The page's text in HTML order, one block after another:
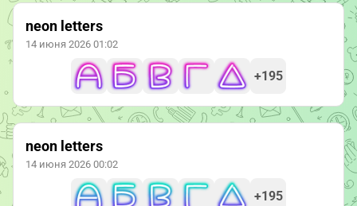
neon letters
14 июня 2026 01:02
+195
neon letters
14 июня 2026 00:02
+195